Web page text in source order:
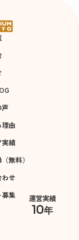
由
実績
無料）
せ
募集 運営実績
10年